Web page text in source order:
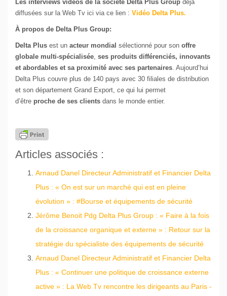
Les interviews vidéos de la société Delta Plus Group déjà
diffusées sur la Web Tv ici via ce lien : Vidéo Delta Plus.
À propos de Delta Plus Group:
Delta Plus est un acteur mondial sélectionné pour son offre
globale multi-spécialisée, ses produits différenciés, innovants
et abordables et sa proximité avec ses partenaires. Aujourd’hui
Delta Plus couvre plus de 140 pays avec 30 filiales de distribution
et son département Grand Export, ce qui lui permet
d’être proche de ses clients dans le monde entier.
Articles associés :
Arnaud Danel Directeur Administratif et Financier Delta
Plus : « On est sur un marché qui est en pleine
évolution » : #Bourse et équipements de sécurité
Jérôme Benoit Pdg Delta Plus Group : « Faire à la fois
de la croissance organique et externe » : Retour sur la
stratégie du spécialiste des équipements de sécurité
Arnaud Danel Directeur Administratif et Financier Delta
Plus : « Continuer une politique de croissance externe
active » : La Web Tv rencontre les dirigeants au Paris -